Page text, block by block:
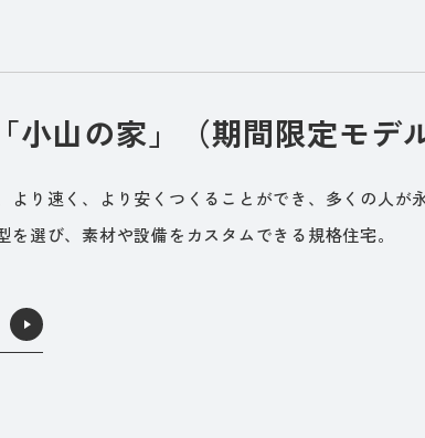
小山の家」（期間限定モデ
より速く、より安くつくることができ、多くの人
選び、素材や設備をカスタムできる規格住宅。